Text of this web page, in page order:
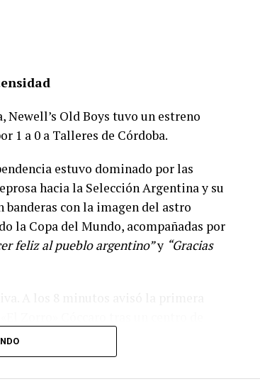
Old Boys tuvo un estreno
1 a 0 a Talleres de Córdoba.
estuvo dominado por las
hacia la Selección Argentina y su
con la imagen del astro
la Copa del Mundo, acompañadas por
feliz al pueblo argentino”y “Gracias
Unsain. Más tarde, a los 35′, el
centro peligroso al área, mientras
una oportunidad clara enviando su